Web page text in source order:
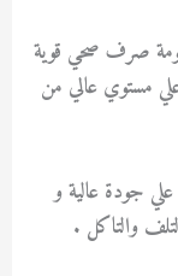
صرف صحي قوية
مستوي عالي من
جودة عالية و
والتاكل .